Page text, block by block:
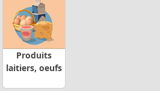
Produits
laitiers, oeufs